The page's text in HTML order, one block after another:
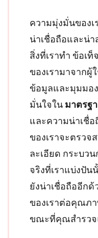
ความมุ่งมั่นของเ
น่าเชื่อถือและน่
สิ่งที่เราทำ ข้อเ
ของเรามาจากผู้
ข้อมูลและมุมมอ
มั่นใจใน มาตรฐ
และความน่าเชื่
ของเราจะตรวจ
ละเอียด กระบว
จริงที่เราแบ่งปั
ยังน่าเชื่อถืออีก
ของเราต่อคุณภ
ขณะที่คุณสำรวจ